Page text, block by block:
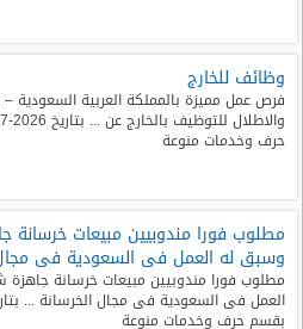
وظائف للخارج
فرص عمل مميزة بالمملكة العربية السعودية
حرف وخدمات منوعة
مطلوب فورا مندوبيين مبيعات خرسانة
وسبق له العمل فى السعودية فى
مطلوب فورا مندوبيين مبيعات خرسانة
بقسم حرف وخدمات منوعة